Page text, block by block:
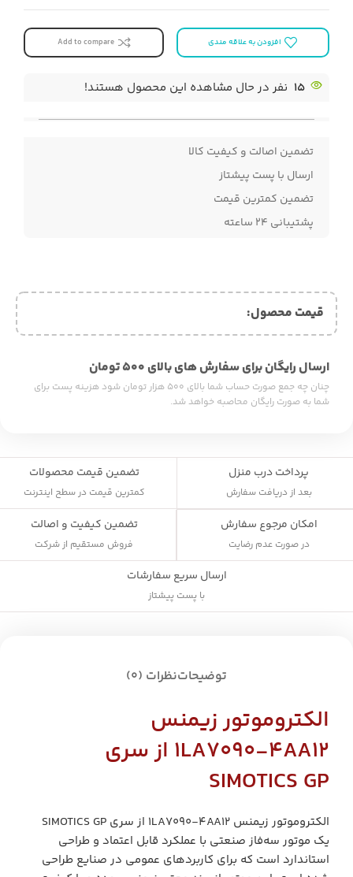
افزودن به علاقه مندی Add to compare
15 نفر در حال مشاهده این محصول هستند!
تضمین اصالت و کیفیت کالا
ارسال با پست پیشتاز
تضمین کمترین قیمت
پشتیبانی ۲۴ ساعته
قیمت محصول:​
ارسال رایگان برای سفارش های بالای ۵۰۰ تومان
چنان چه جمع صورت حساب شما بالای ۵۰۰ هزار تومان شود هزینه پست برای
شما به صورت رایگان محاصبه خواهد شد.
پرداخت درب منزل
بعد از دریافت سفارش
تضمین قیمت محصولات
کمترین قیمت در سطح اینترنت
امکان مرجوع سفارش
در صورت عدم رضایت
تضمین کیفیت و اصالت
فروش مستقیم از شرکت
ارسال سریع سفارشات
با پست پیشتاز
توضیحاتنظرات (0)
الکتروموتور زیمنس
1LA7090‑4AA12 از سری
SIMOTICS GP
الکتروموتور زیمنس 1LA7090‑4AA12 از سری SIMOTICS GP
یک موتور سه‌فاز صنعتی با عملکرد قابل اعتماد و طراحی
استاندارد است که برای کاربردهای عمومی در صنایع طراحی